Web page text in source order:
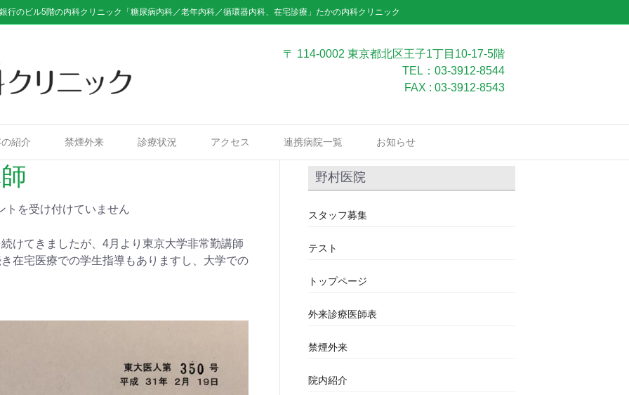
行のビル5階の内科クリニック「糖尿病内科／老年内科／循環器内科、在宅診療」たかの内科クリニック
〒 114-0002 東京都北区王子1丁目10-17-5階
TEL：03-3912-8544
FAX : 03-3912-8543
紹介 禁煙外来 診療状況 アクセス 連携病院一覧 お知らせ
トを受け付けていません
けてきましたが、4月より東京大学非常勤講師
在宅医療での学生指導もありますし、大学での
野村医院
スタッフ募集
テスト
トップページ
外来診療医師表
禁煙外来
院内紹介